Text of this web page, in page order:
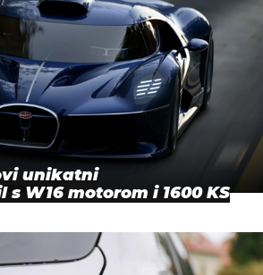
unikatni
W16 motorom i 1600 KS